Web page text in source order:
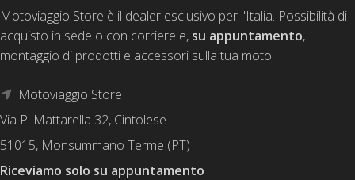
Motoviaggio Store è il dealer esclusivo per l'Italia. Possibilità di
acquisto in sede o con corriere e, su appuntamento,
montaggio di prodotti e accessori sulla tua moto.
Motoviaggio Store
Via P. Mattarella 32, Cintolese
51015, Monsummano Terme (PT)
Riceviamo solo su appuntamento